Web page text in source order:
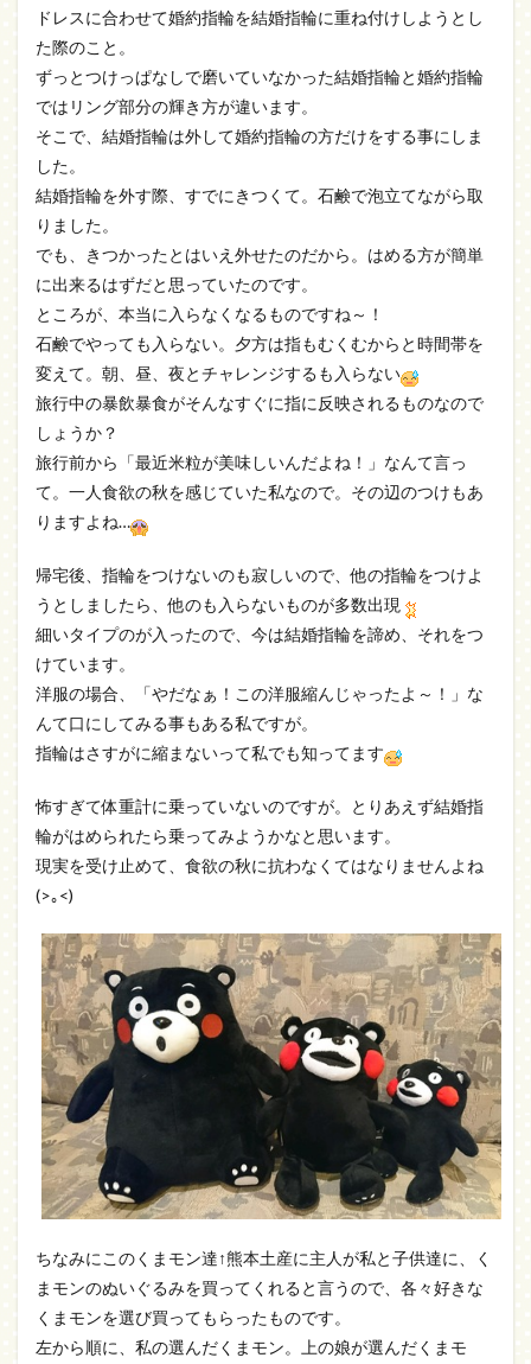
ドレスに合わせて婚約指輪を結婚指輪に重ね付けしようとし
た際のこと。
ずっとつけっぱなしで磨いていなかった結婚指輪と婚約指輪
ではリング部分の輝き方が違います。
そこで、結婚指輪は外して婚約指輪の方だけをする事にしま
した。
結婚指輪を外す際、すでにきつくて。石鹸で泡立てながら取
りました。
でも、きつかったとはいえ外せたのだから。はめる方が簡単
に出来るはずだと思っていたのです。
ところが、本当に入らなくなるものですね～！
石鹸でやっても入らない。夕方は指もむくむからと時間帯を
変えて。朝、昼、夜とチャレンジするも入らない
旅行中の暴飲暴食がそんなすぐに指に反映されるものなので
しょうか？
旅行前から「最近米粒が美味しいんだよね！」なんて言っ
て。一人食欲の秋を感じていた私なので。その辺のつけもあ
りますよね…
帰宅後、指輪をつけないのも寂しいので、他の指輪をつけよ
うとしましたら、他のも入らないものが多数出現
細いタイプのが入ったので、今は結婚指輪を諦め、それをつ
けています。
洋服の場合、「やだなぁ！この洋服縮んじゃったよ～！」な
んて口にしてみる事もある私ですが。
指輪はさすがに縮まないって私でも知ってます
怖すぎて体重計に乗っていないのですが。とりあえず結婚指
輪がはめられたら乗ってみようかなと思います。
現実を受け止めて、食欲の秋に抗わなくてはなりませんよね
(>｡<)
ちなみにこのくまモン達↑熊本土産に主人が私と子供達に、く
まモンのぬいぐるみを買ってくれると言うので、各々好きな
くまモンを選び買ってもらったものです。
左から順に、私の選んだくまモン。上の娘が選んだくまモ